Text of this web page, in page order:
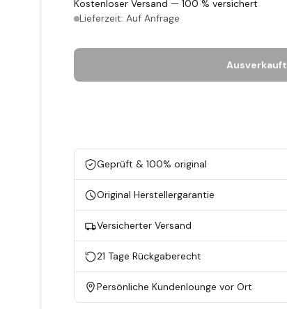
Kostenloser Versand — 100 % versichert
Lieferzeit: Auf Anfrage
Ausverkauft
Geprüft & 100% original
Original Herstellergarantie
Versicherter Versand
21 Tage Rückgaberecht
Persönliche Kundenlounge vor Ort